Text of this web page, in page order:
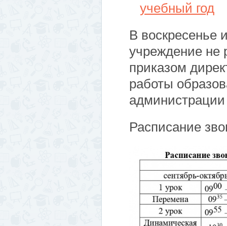
учебный год
В воскресенье
учреждение не
приказом
работы
администрации
Расписание